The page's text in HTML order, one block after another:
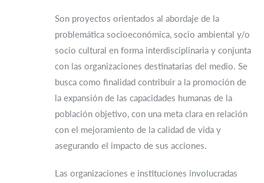
Son proyectos orientados al abordaje de la
problemática socioeconómica, socio ambiental y/o
socio cultural en forma interdisciplinaria y conjunta
con las organizaciones destinatarias del medio. Se
busca como finalidad contribuir a la promoción de
la expansión de las capacidades humanas de la
población objetivo, con una meta clara en relación
con el mejoramiento de la calidad de vida y
asegurando el impacto de sus acciones.
Las organizaciones e instituciones involucradas